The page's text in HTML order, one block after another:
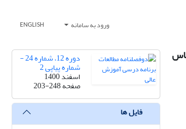
ورود به سامانه ENGLISH
دوره 12، شماره 24 -
شماره پیاپی 2
اسفند 1400
صفحه203-248
فایل ها